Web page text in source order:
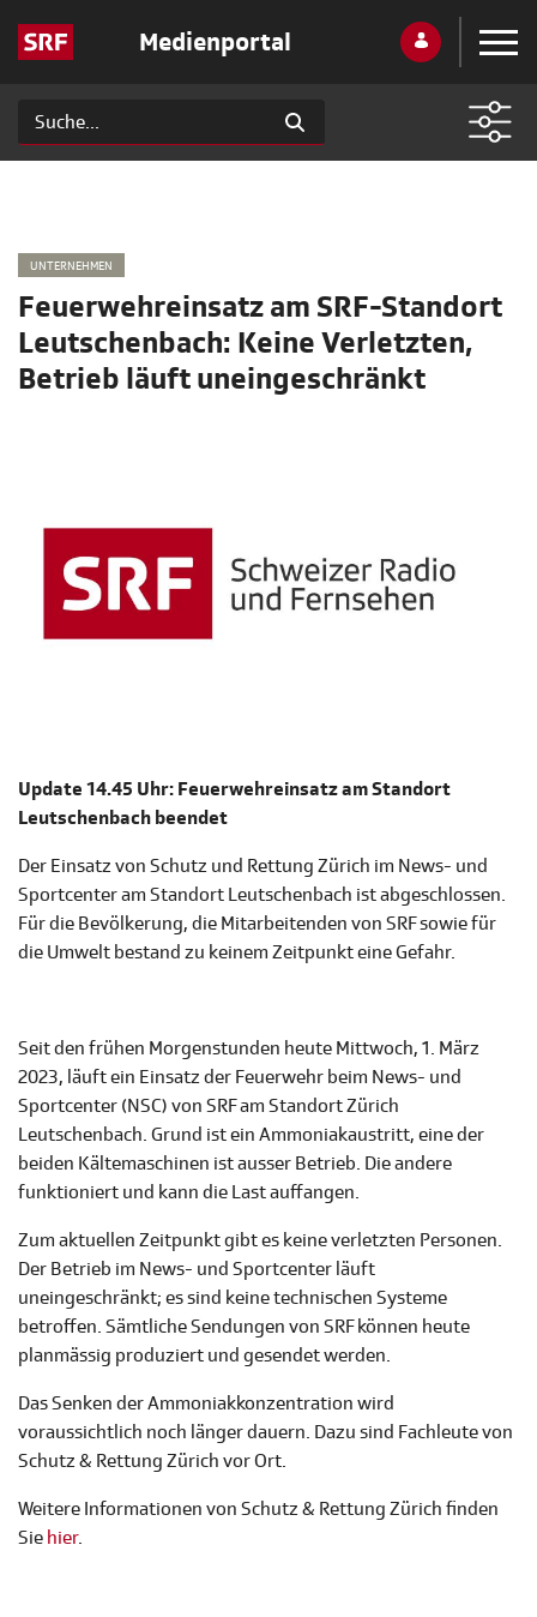
Medienportal
UNTERNEHMEN
Feuerwehreinsatz am SRF-Standort
Leutschenbach: Keine Verletzten,
Betrieb läuft uneingeschränkt
Update 14.45 Uhr: Feuerwehreinsatz am Standort
Leutschenbach beendet
Der Einsatz von Schutz und Rettung Zürich im News- und
Sportcenter am Standort Leutschenbach ist abgeschlossen.
Für die Bevölkerung, die Mitarbeitenden von SRF sowie für
die Umwelt bestand zu keinem Zeitpunkt eine Gefahr.
Seit den frühen Morgenstunden heute Mittwoch, 1. März
2023, läuft ein Einsatz der Feuerwehr beim News- und
Sportcenter (NSC) von SRF am Standort Zürich
Leutschenbach. Grund ist ein Ammoniakaustritt, eine der
beiden Kältemaschinen ist ausser Betrieb. Die andere
funktioniert und kann die Last auffangen.
Zum aktuellen Zeitpunkt gibt es keine verletzten Personen.
Der Betrieb im News- und Sportcenter läuft
uneingeschränkt; es sind keine technischen Systeme
betroffen. Sämtliche Sendungen von SRF können heute
planmässig produziert und gesendet werden.
Das Senken der Ammoniakkonzentration wird
voraussichtlich noch länger dauern. Dazu sind Fachleute von
Schutz & Rettung Zürich vor Ort.
Weitere Informationen von Schutz & Rettung Zürich finden
Sie hier.